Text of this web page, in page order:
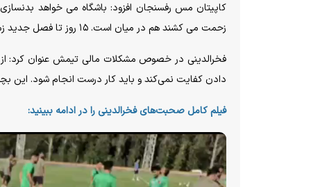
کاپیتان مس رفسنجان افزود: باشگاه می خواهد
زحمت می کشند هم در میان است. ۱۵ روز تا فصل جدید زمان داریم و این طوری شرایط سختی برای فصل بعد خواهیم داشت.
دادن کفایت نمی‌کند و باید کار درست انجام شود. این
فیلم کامل صحبت‌های فخرالدینی را در ادامه ببینید: